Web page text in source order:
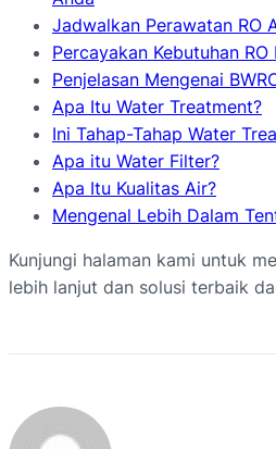
Jadwalkan Perawatan RO
Percayakan Kebutuhan RO
Penjelasan Mengenai
Apa Itu Water Treatment?
Ini Tahap-Tahap Water
Apa itu Water Filter?
Apa Itu Kualitas Air?
Mengenal Lebih Dalam
Kunjungi halaman kami untuk
lebih lanjut dan solusi terbaik